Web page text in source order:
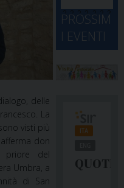
delle
La
visti più
don
priore del
Umbra, a
di San
2
4
2
5
2
6
2
7
2
8
2
9
3
0
3
1 1 2 3 4 5 6
PROSSIM
I EVENTI